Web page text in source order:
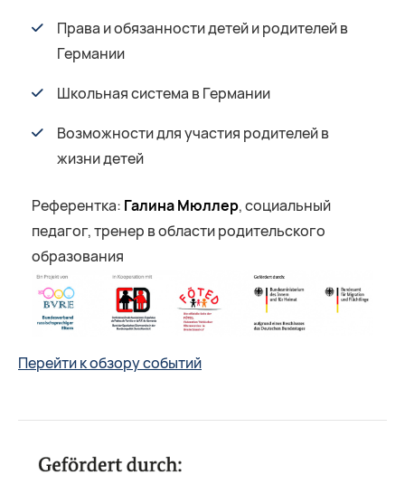
Права и обязанности детей и родителей в
Германии
Школьная система в Германии
Возможности для участия родителей в
жизни детей
Референтка: Галина Мюллер, социальный
педагог, тренер в области родительского
образования
Перейти к обзору событий